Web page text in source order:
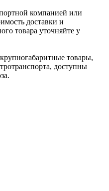
компанией или
доставки и
товара уточняйте у
товары,
доступны